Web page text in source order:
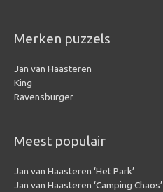
Merken puzzels
Jan van Haasteren
King
Ravensburger
Meest populair
Jan van Haasteren ‘Het Park’
Jan van Haasteren ‘Camping Chaos’